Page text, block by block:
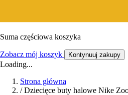
Suma częściowa koszyka
Zobacz mój koszyk Kontynuuj zakupy
Loading...
Strona główna
/ Dziecięce buty halowe Nike